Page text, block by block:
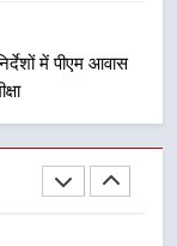
में पीएम आवास
परियोजना
समयबद्ध एवं